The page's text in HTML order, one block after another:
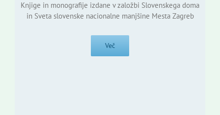
Knjige in monografije izdane v založbi Slovenskega doma
in Sveta slovenske nacionalne manjšine Mesta Zagreb
Več